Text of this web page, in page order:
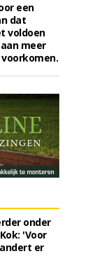
een
dat
voldoen
meer
onder
'Voor
er